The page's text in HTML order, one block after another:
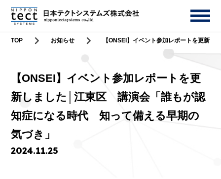
TOP お知らせ 【ONSEI】イベント参加レポートを更新
【ONSEI】イベント参加レポートを更
新しました│江東区 講演会「誰もが認
知症になる時代 知って備える早期の
気づき」
2024.11.25